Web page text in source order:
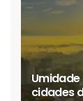
cidades